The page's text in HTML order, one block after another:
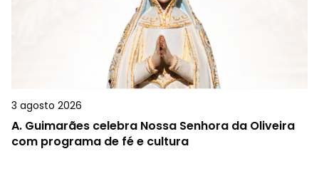
3 agosto 2026
A. Guimarães celebra Nossa Senhora da Oliveira
com programa de fé e cultura